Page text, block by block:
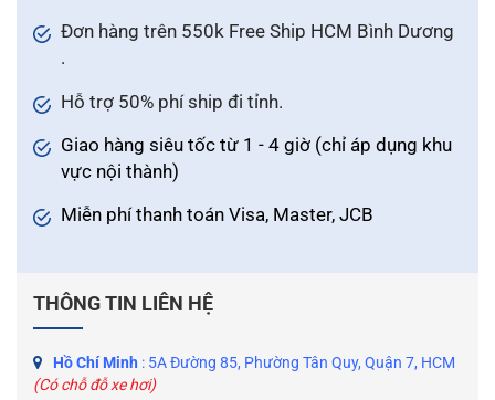
Đơn hàng trên 550k Free Ship HCM Bình Dương
.
Hỗ trợ 50% phí ship đi tỉnh.
Giao hàng siêu tốc từ 1 - 4 giờ (chỉ áp dụng khu
vực nội thành)
Miễn phí thanh toán Visa, Master, JCB
THÔNG TIN LIÊN HỆ
Hồ Chí Minh : 5A Đường 85, Phường Tân Quy, Quận 7, HCM
(Có chỗ đỗ xe hơi)